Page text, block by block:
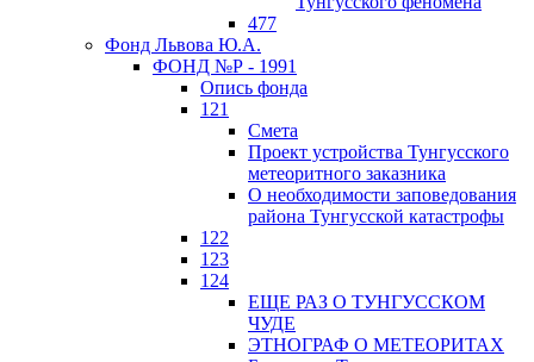
477
Фонд Львова Ю.А.
ФОНД №Р - 1991
Опись фонда
121
Смета
Проект устройства Тунгусского
метеоритного заказника
О необходимости заповедования
района Тунгусской катастрофы
122
123
124
ЕЩЕ РАЗ О ТУНГУССКОМ
ЧУДЕ
ЭТНОГРАФ О МЕТЕОРИТАХ